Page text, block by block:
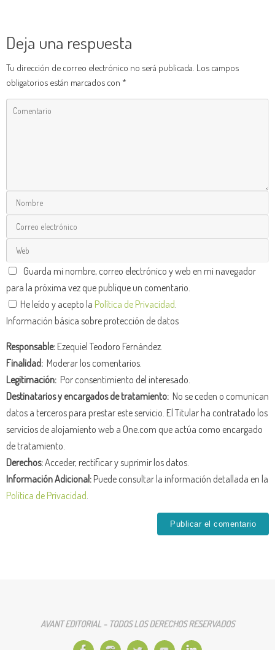
Deja una respuesta
Tu dirección de correo electrónico no será publicada. Los campos
obligatorios están marcados con *
Guarda mi nombre, correo electrónico y web en mi navegador
para la próxima vez que publique un comentario.
He leído y acepto la Política de Privacidad
Información básica sobre protección de datos
Responsable:Ezequiel Teodoro Fernández.
Finalidad: Moderar los comentarios.
Legitimación: Por consentimiento del interesado.
Destinatarios y encargados de tratamiento: No se ceden o comunican
datos a terceros para prestar este servicio. El Titular ha contratado los
servicios de alojamiento web a One.com que actúa como encargado
de tratamiento.
Derechos:Acceder, rectificar y suprimir los datos.
Información Adicional:Puede consultar la información detallada en la
Política de Privacidad
AVANT EDITORIAL - TODOS LOS DERECHOS RESERVADOS